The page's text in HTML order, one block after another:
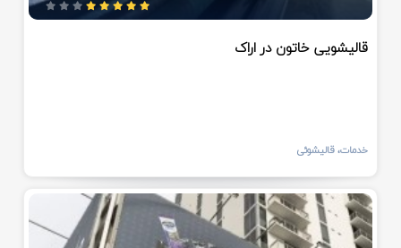
قالیشویی خاتون در اراک
خدمات، قالیشوئی